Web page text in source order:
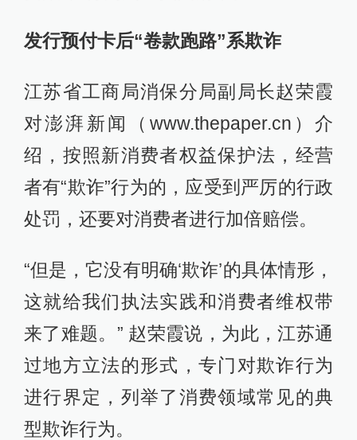
发行预付卡后“卷款跑路”系欺诈
江苏省工商局消保分局副局长赵荣霞
对澎湃新闻（www.thepaper.cn）介
绍，按照新消费者权益保护法，经营
者有“欺诈”行为的，应受到严厉的行政
处罚，还要对消费者进行加倍赔偿。
“但是，它没有明确‘欺诈’的具体情形，
这就给我们执法实践和消费者维权带
来了难题。” 赵荣霞说，为此，江苏通
过地方立法的形式，专门对欺诈行为
进行界定，列举了消费领域常见的典
型欺诈行为。